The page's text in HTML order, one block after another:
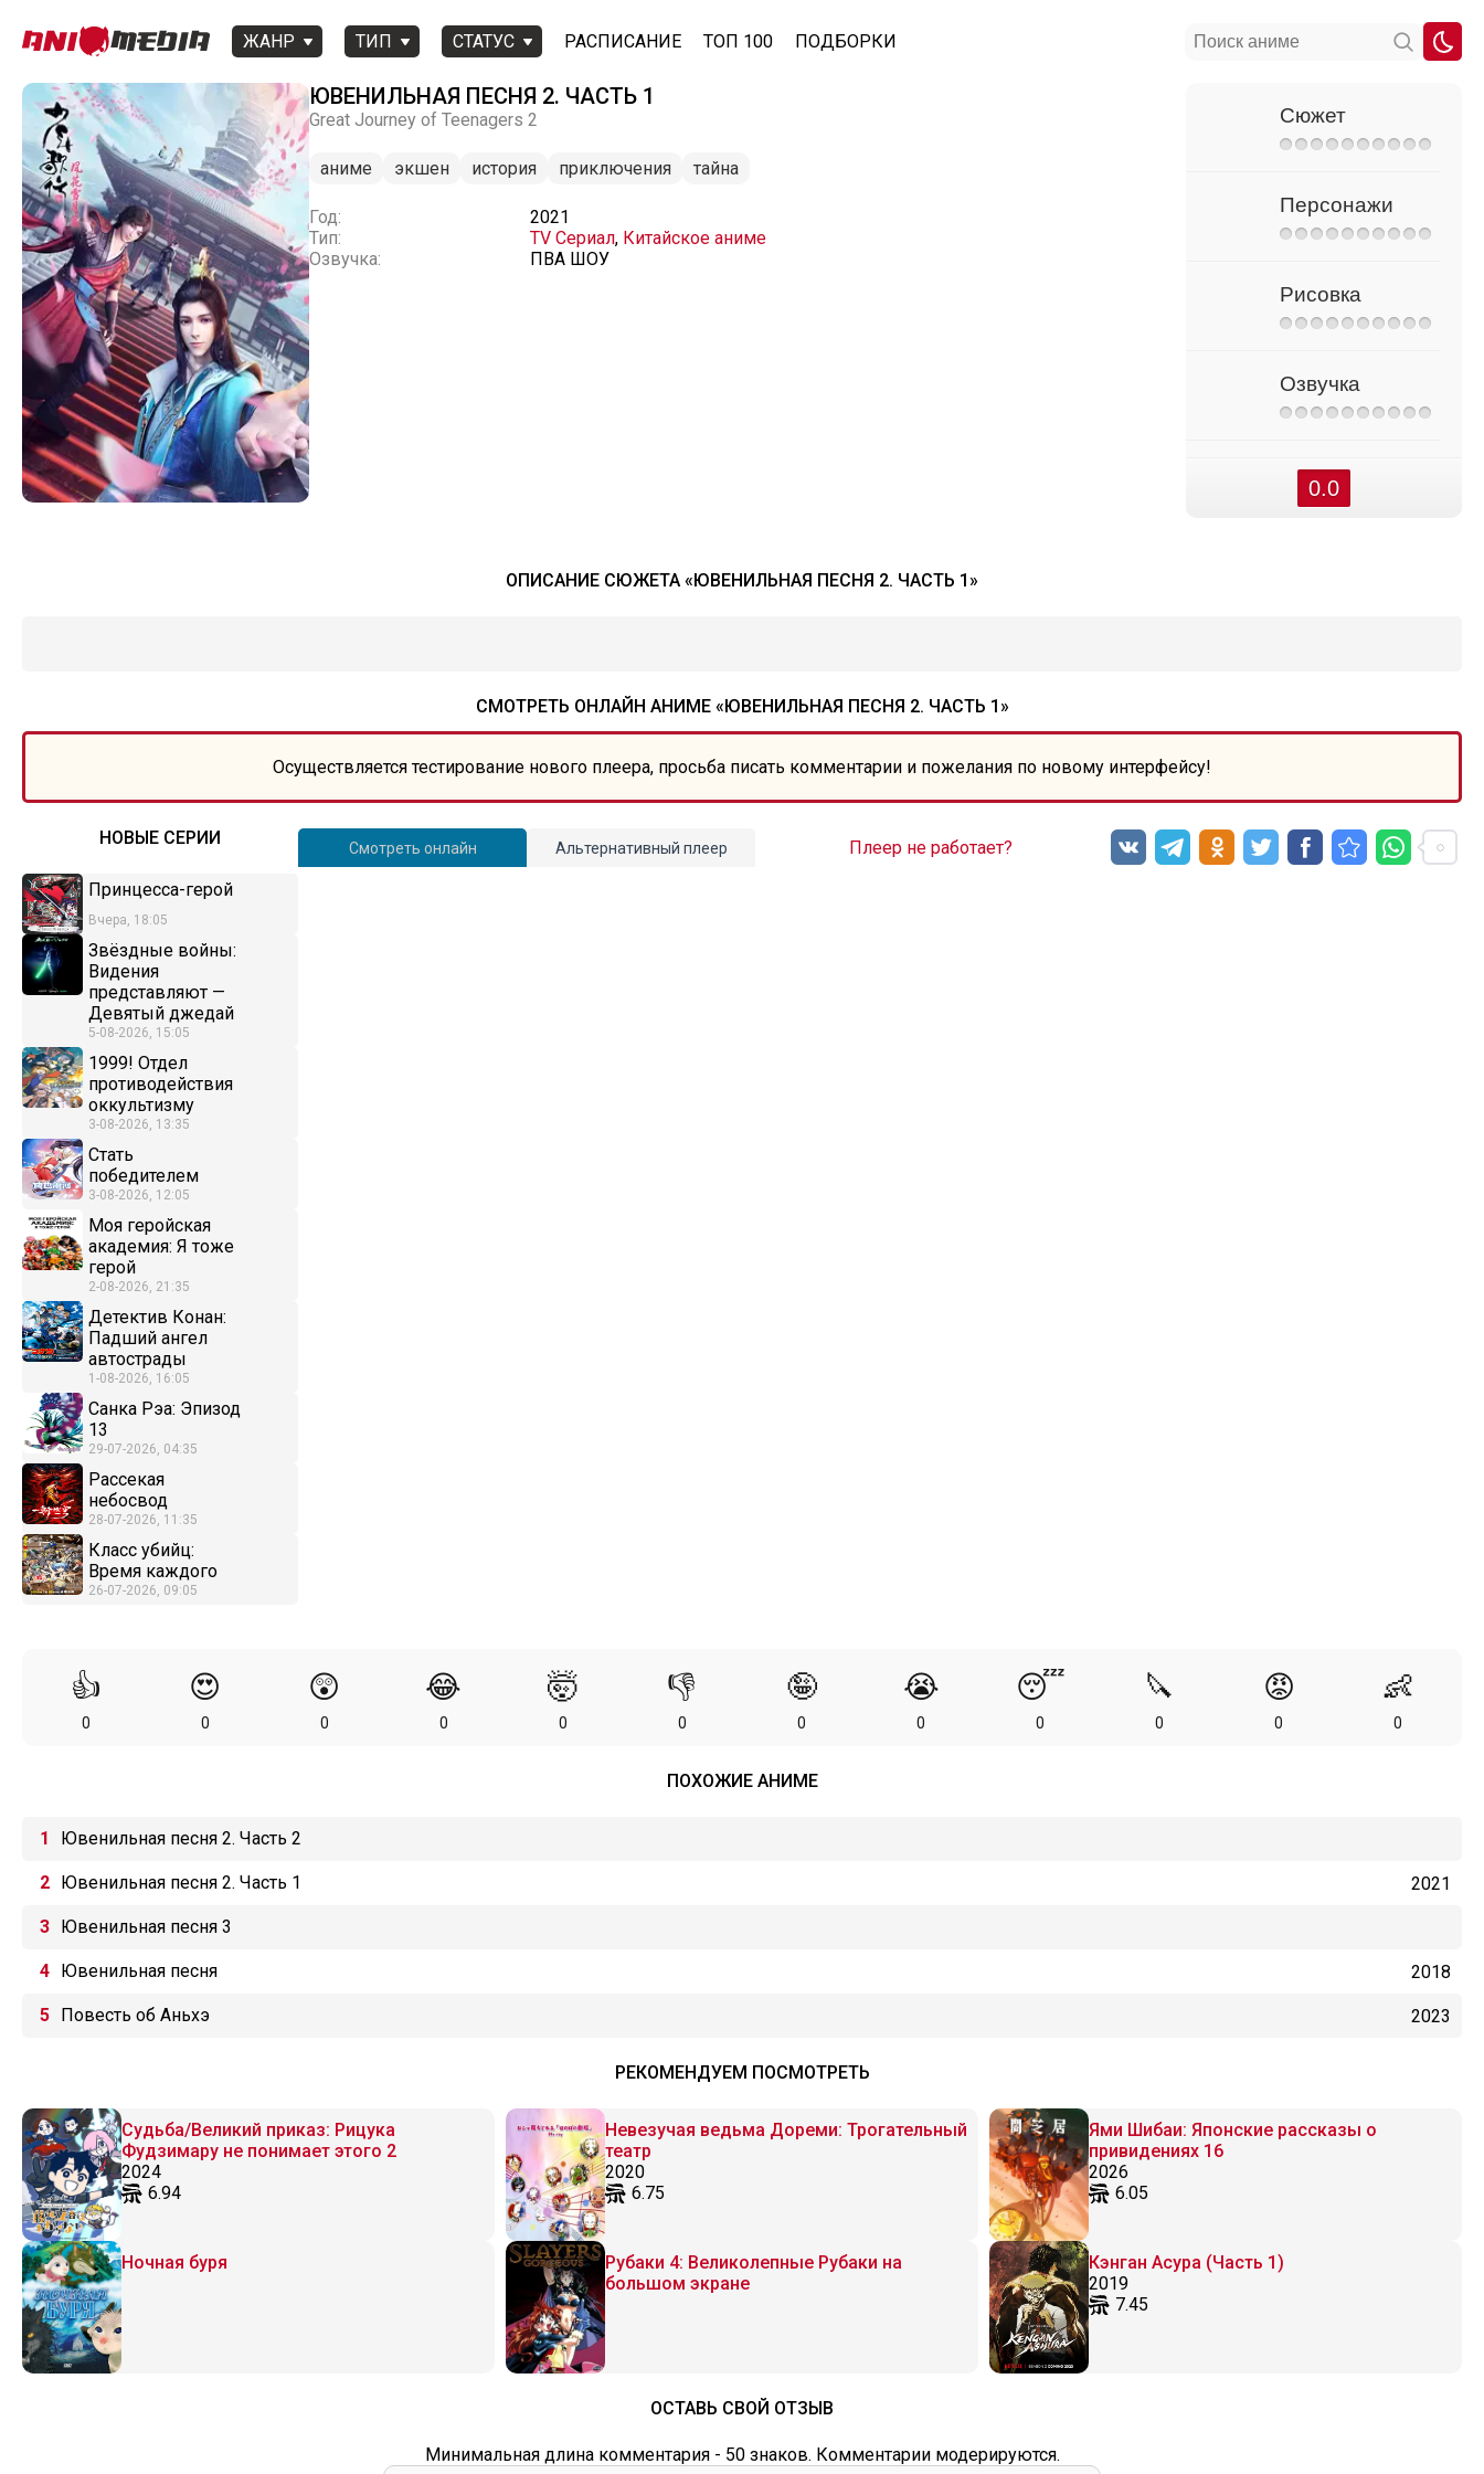
ЖАНР ТИП СТАТУС РАСПИСАНИЕ ТОП 100 ПОДБОРКИ
ЮВЕНИЛЬНАЯ ПЕСНЯ 2. ЧАСТЬ 1
Great Journey of Teenagers 2
аниме экшен история приключения тайна
Год:
2021
Тип:
TV Сериал, Китайское аниме
Озвучка:
ПВА ШОУ
Сюжет
Персонажи
Рисовка
Озвучка
0.0
ОПИСАНИЕ СЮЖЕТА «ЮВЕНИЛЬНАЯ ПЕСНЯ 2. ЧАСТЬ 1»
СМОТРЕТЬ ОНЛАЙН АНИМЕ «ЮВЕНИЛЬНАЯ ПЕСНЯ 2. ЧАСТЬ 1»
Осуществляется тестирование нового плеера, просьба писать комментарии и пожелания по новому интерфейсу!
НОВЫЕ СЕРИИ
Принцесса-герой
Вчера, 18:05
Звёздные войны:
Видения
представляют —
Девятый джедай
5-08-2026, 15:05
1999! Отдел
противодействия
оккультизму
3-08-2026, 13:35
Стать
победителем
3-08-2026, 12:05
Моя геройская
академия: Я тоже
герой
2-08-2026, 21:35
Детектив Конан:
Падший ангел
автострады
1-08-2026, 16:05
Санка Рэа: Эпизод
13
29-07-2026, 04:35
Рассекая
небосвод
28-07-2026, 11:35
Класс убийц:
Время каждого
26-07-2026, 09:05
Смотреть онлайн Альтернативный плеер Плеер не работает?
👍
0
😍
0
😲
0
😂
0
🤯
0
👎
0
🤪
0
😭
0
😴
0
🔪
0
😡
0
👶
0
ПОХОЖИЕ АНИМЕ
Ювенильная песня 2. Часть 2
Ювенильная песня 2. Часть 1 2021
Ювенильная песня 3
Ювенильная песня 2018
Повесть об Аньхэ 2023
РЕКОМЕНДУЕМ ПОСМОТРЕТЬ
Судьба/Великий приказ: Рицука
Фудзимару не понимает этого 2
2024
6.94
Невезучая ведьма Дореми: Трогательный
театр
2020
6.75
Ями Шибаи: Японские рассказы о
привидениях 16
2026
6.05
Ночная буря
Рубаки 4: Великолепные Рубаки на
большом экране
Кэнган Асура (Часть 1)
2019
7.45
ОСТАВЬ СВОЙ ОТЗЫВ
Минимальная длина комментария - 50 знаков. Комментарии модерируются.